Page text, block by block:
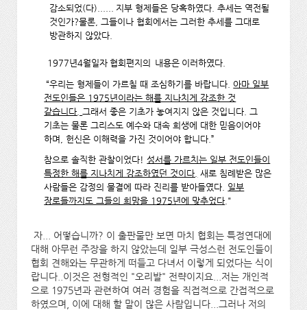
감소되었(다)......
지부 형제들은 당혹하였다. 추세는 역전될
것인가?물론, 그들이나 협회에서는 그러한 추세를 그대로
방관하지 않았다.
1977년4월일자 협회편지의 내용은 이러하였다.
“우리는 형제들이 가르칠 때 조심하기를 바랍니다. 아마 일부
전도인들은 1975년이라는 해를 지나치게 강조한 것
같습니다.
그래서 좋은 기초가 놓여지지 않은 것입니다. 그
기초는 물론 그리스도 예수와 대속 희생에 대한 믿음이어야
하며, 헌신은 이해력을 가진 것이어야 합니다.”
참으로 솔직한 관찰이었다!성서를 가르치는 일부 전도인들이
특정한 해를 지나치게 강조하였던 것이다. 새로 침례받은 많은
사람들은 감정의 물결에 따라 진리를 받아들였다. 일부
장로들까지도 그들의 희망을 1975년에 맞추었다 ."
자... 어떻습니까? 이 출판물만 보면 마치 협회는 특정연대에
대해 아무런 주장을 하지 않았는데 일부 극성스런 전도인들이
협회 견해와는 무관하게 떠들고 다녀서 이렇게 되었다는 식이
랍니다..이것은 전형적인 "오리발" 전략이지요...저는 개인적
으로 1975년과 관련하여 여러 경험을 직접적으로 간접적으로
하였으며, 이에 대해 할 말이 많은 사람입니다...그러나 저의